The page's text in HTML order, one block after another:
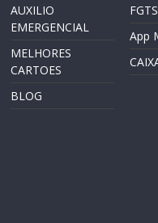
AUXILIO
EMERGENCIAL
MELHORES
CARTOES
BLOG
FGTS
App